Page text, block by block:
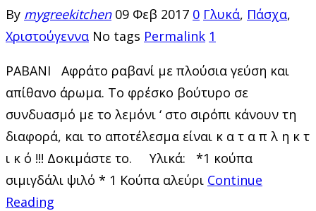
By mygreekitchen 09 Φεβ 2017 0 Γλυκά, Πάσχα,
Χριστούγεννα No tags Permalink 1
ΡΑΒΑΝΙ Αφράτο ραβανί με πλούσια γεύση και
απίθανο άρωμα. Το φρέσκο βούτυρο σε
συνδυασμό με το λεμόνι ‘ στο σιρόπι κάνουν τη
διαφορά, και το αποτέλεσμα είναι κ α τ α π λ η κ τ
ι κ ό !!! Δοκιμάστε το. Υλικά: *1 κούπα
σιμιγδάλι ψιλό * 1 Κούπα αλεύρι Continue
Reading